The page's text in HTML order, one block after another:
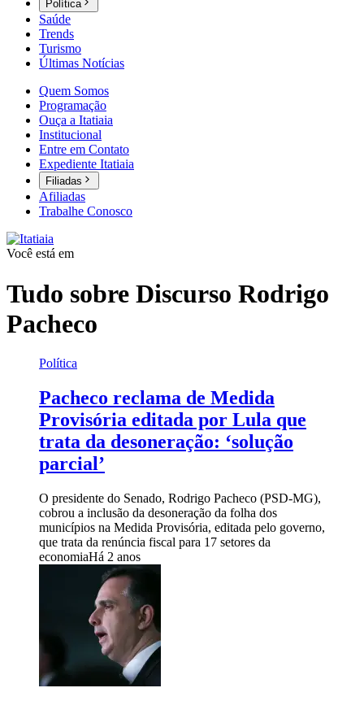
Política
Saúde
Trends
Turismo
Últimas Notícias
Quem Somos
Programação
Ouça a Itatiaia
Institucional
Entre em Contato
Expediente Itatiaia
Filiadas
Afiliadas
Trabalhe Conosco
Você está em
Tudo sobre Discurso Rodrigo
Pacheco
Política
Pacheco reclama de Medida
Provisória editada por Lula que
trata da desoneração: ‘solução
parcial’
O presidente do Senado, Rodrigo Pacheco (PSD-MG),
cobrou a inclusão da desoneração da folha dos
municípios na Medida Provisória, editada pelo governo,
que trata da renúncia fiscal para 17 setores da
economiaHá 2 anos